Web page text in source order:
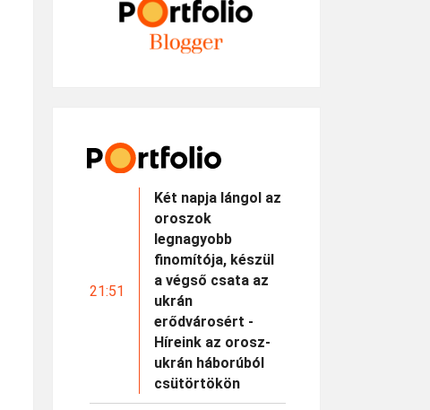
21:51
Két napja lángol az
oroszok
legnagyobb
finomítója, készül
a végső csata az
ukrán
erődvárosért -
Híreink az orosz-
ukrán háborúból
csütörtökön